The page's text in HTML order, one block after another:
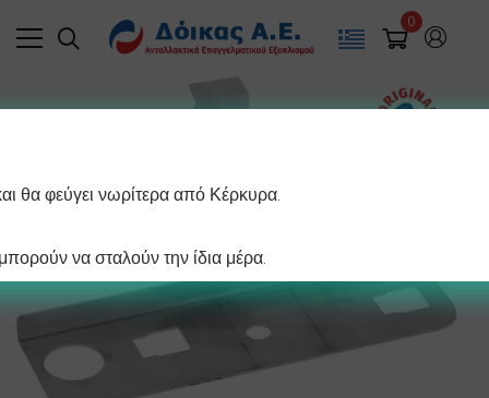
0
θα φεύγει νωρίτερα από Κέρκυρα.
να σταλούν την ίδια μέρα.